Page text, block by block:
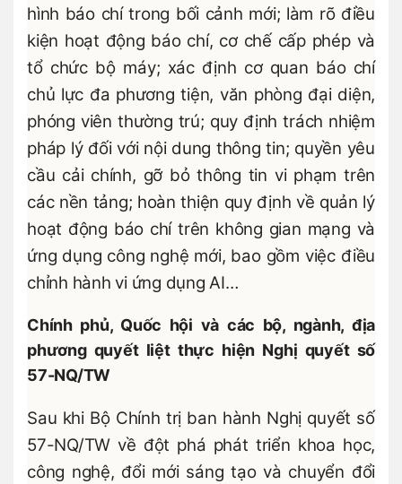
hình báo chí trong bối cảnh mới; làm rõ điều
kiện hoạt động báo chí, cơ chế cấp phép và
tổ chức bộ máy; xác định cơ quan báo chí
chủ lực đa phương tiện, văn phòng đại diện,
phóng viên thường trú; quy định trách nhiệm
pháp lý đối với nội dung thông tin; quyền yêu
cầu cải chính, gỡ bỏ thông tin vi phạm trên
các nền tảng; hoàn thiện quy định về quản lý
hoạt động báo chí trên không gian mạng và
ứng dụng công nghệ mới, bao gồm việc điều
chỉnh hành vi ứng dụng AI…
Chính phủ, Quốc hội và các bộ, ngành, địa
phương quyết liệt thực hiện Nghị quyết số
57-NQ/TW
Sau khi Bộ Chính trị ban hành Nghị quyết số
57-NQ/TW về đột phá phát triển khoa học,
công nghệ, đổi mới sáng tạo và chuyển đổi